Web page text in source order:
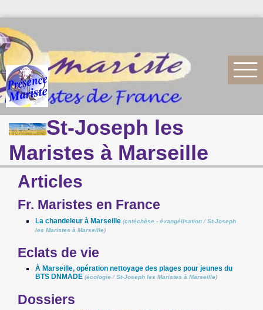
St-Joseph les
Maristes à Marseille
Articles
Fr. Maristes en France
La chandeleur à Marseille (catéchèse - évangélisation /St-Joseph
les Maristes à Marseille)
Eclats de vie
À Marseille, opération nettoyage des plages pour jeunes du
BTS DNMADE (écologie /St-Joseph les Maristes à Marseille)
Dossiers